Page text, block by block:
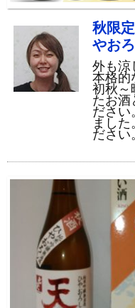
秋限
やお
外も涼
本格的
初秋～
たお酒
ださい
ました
ださい